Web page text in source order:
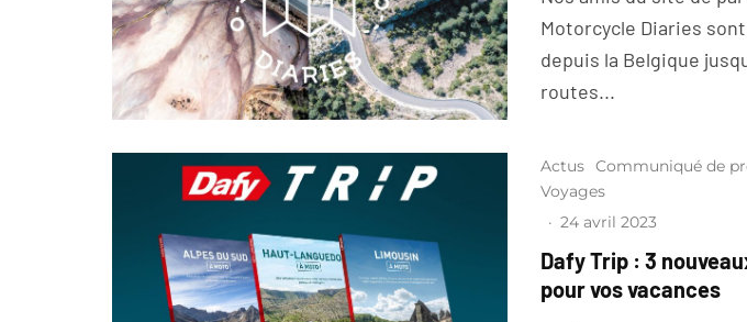
Motorcycle Diaries
depuis la Belgique
routes...
Actus Communiqué de
Voyages
· 24 avril 2023
Dafy Trip : 3
pour vos vacances